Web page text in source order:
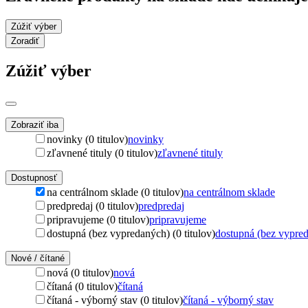
Zúžiť výber
Zoradiť
Zúžiť výber
Zobraziť iba
novinky (0 titulov)novinky
zľavnené tituly (0 titulov)zľavnené tituly
Dostupnosť
na centrálnom sklade (0 titulov)na centrálnom sklade
predpredaj (0 titulov)predpredaj
pripravujeme (0 titulov)pripravujeme
dostupná (bez vypredaných) (0 titulov)dostupná (bez
Nové / čítané
nová (0 titulov)nová
čítaná (0 titulov)čítaná
čítaná - výborný stav (0 titulov)čítaná - výborný stav